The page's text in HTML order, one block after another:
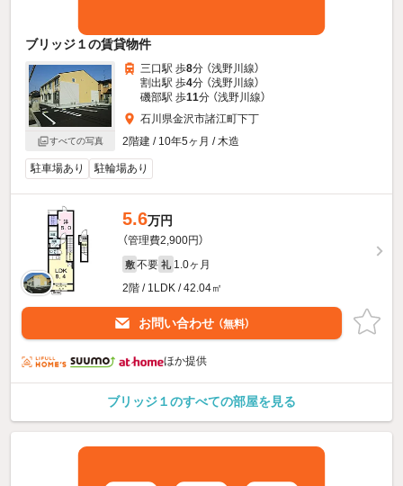
ブリッジ１の賃貸物件
すべての写真
三口駅 歩8分 （浅野川線）
割出駅 歩4分 （浅野川線）
磯部駅 歩11分 （浅野川線）
石川県金沢市諸江町下丁
2階建 / 10年5ヶ月 / 木造
駐車場あり 駐輪場あり
5.6万円
（管理費2,900円）
敷 不要 礼 1.0ヶ月
2階 / 1LDK / 42.04㎡
お問い合わせ （無料）
ほか提供
ブリッジ１のすべての部屋を見る